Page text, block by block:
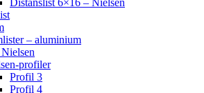
Distanslist 6×16 – Nielsen
– aluminium
profiler
Profil 3
Profil 4